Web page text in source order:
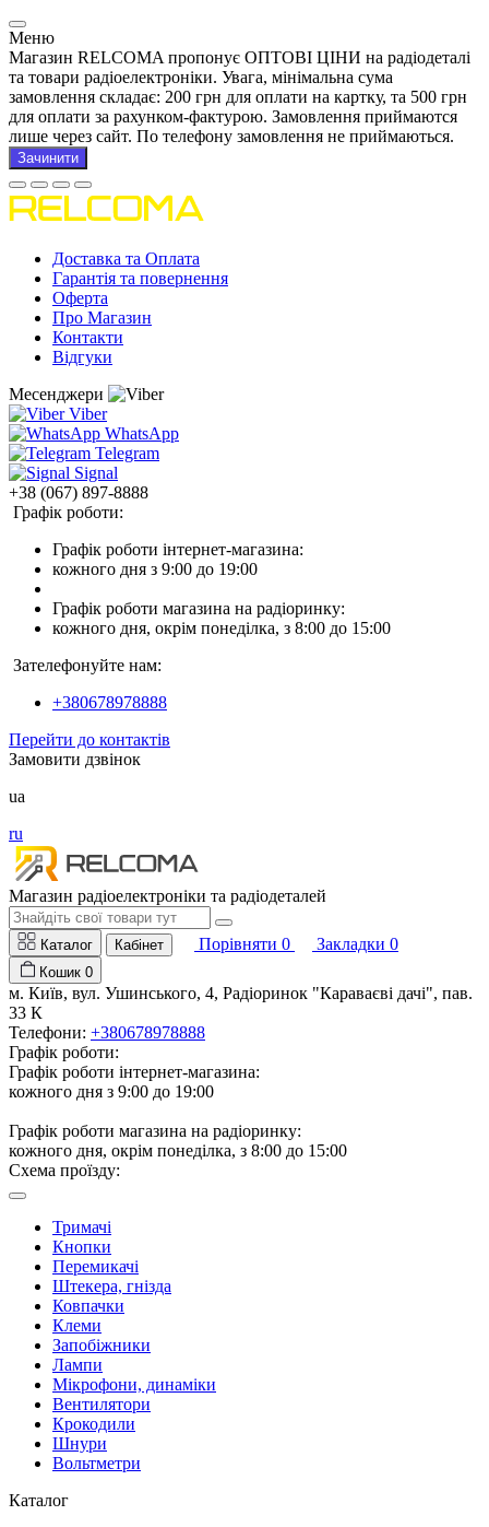
Меню
Магазин RELCOMA пропонує ОПТОВІ ЦІНИ на радіодеталі
та товари радіоелектроніки. Увага, мінімальна сума
замовлення складає: 200 грн для оплати на картку, та 500 грн
для оплати за рахунком-фактурою. Замовлення приймаются
лише через сайт. По телефону замовлення не приймаються.
Зачинити
Доставка та Оплата
Гарантія та повернення
Оферта
Про Магазин
Контакти
Відгуки
Месенджери
Viber
WhatsApp
Telegram
Signal
+38 (067) 897-8888
Графік роботи:
Графік роботи інтернет-магазина:
кожного дня з 9:00 до 19:00
Графік роботи магазина на радіоринку:
кожного дня, окрім понеділка, з 8:00 до 15:00
Зателефонуйте нам:
+380678978888
Перейти до контактів
Замовити дзвінок
ua
ru
Магазин радіоелектроніки та радіодеталей
Каталог Кабінет Порівняти 0 Закладки 0
Кошик 0
м. Київ, вул. Ушинського, 4, Радіоринок "Караваєві дачі", пав.
33 К
Телефони: +380678978888
Графік роботи:
Графік роботи інтернет-магазина:
кожного дня з 9:00 до 19:00
Графік роботи магазина на радіоринку:
кожного дня, окрім понеділка, з 8:00 до 15:00
Схема проїзду:
Тримачі
Кнопки
Перемикачі
Штекера, гнізда
Ковпачки
Клеми
Запобіжники
Лампи
Мікрофони, динаміки
Вентилятори
Крокодили
Шнури
Вольтметри
Каталог